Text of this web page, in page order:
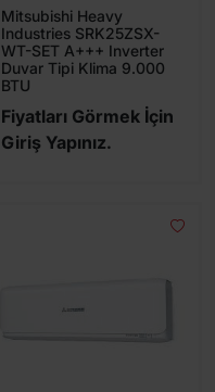
Mitsubishi Heavy
Industries SRK25ZSX-
WT-SET A+++ Inverter
Duvar Tipi Klima 9.000
BTU
Fiyatları Görmek İçin
Giriş Yapınız.